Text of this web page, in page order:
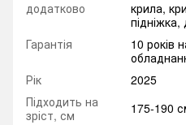
додатково
крила,
Гарантія
10 років
Рік
2025
Підходить на
зріст, см
175-190